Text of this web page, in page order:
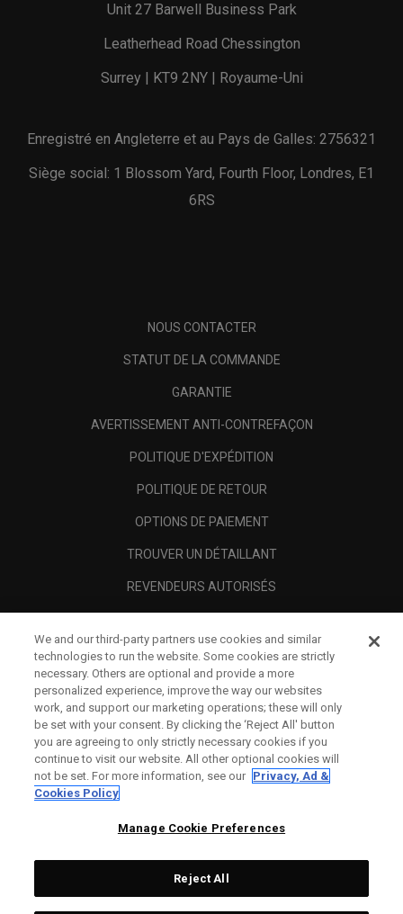
Unit 27 Barwell Business Park
Leatherhead Road Chessington
Surrey | KT9 2NY | Royaume-Uni
Enregistré en Angleterre et au Pays de Galles: 2756321
Siège social: 1 Blossom Yard, Fourth Floor, Londres, E1
6RS
NOUS CONTACTER
STATUT DE LA COMMANDE
GARANTIE
AVERTISSEMENT ANTI-CONTREFAÇON
POLITIQUE D'EXPÉDITION
POLITIQUE DE RETOUR
OPTIONS DE PAIEMENT
TROUVER UN DÉTAILLANT
REVENDEURS AUTORISÉS
A PROPOS
MENTIONS LÉGALES
We and our third-party partners use cookies and similar
technologies to run the website. Some cookies are strictly
necessary. Others are optional and provide a more
personalized experience, improve the way our websites
work, and support our marketing operations; these will only
be set with your consent. By clicking the ‘Reject All' button
you are agreeing to only strictly necessary cookies if you
continue to visit our website. All other optional cookies will
not be set. For more information, see our Privacy, Ad &
Cookies Policy
Manage Cookie Preferences
Reject All